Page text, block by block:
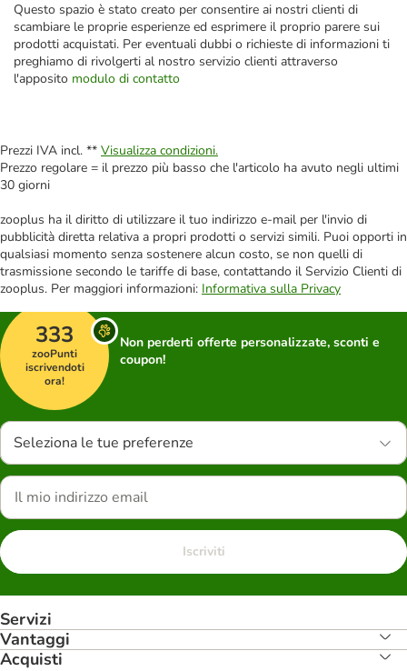
Questo spazio è stato creato per consentire ai nostri clienti di
scambiare le proprie esperienze ed esprimere il proprio parere sui
prodotti acquistati. Per eventuali dubbi o richieste di informazioni ti
preghiamo di rivolgerti al nostro servizio clienti attraverso
l'apposito modulo di contatto
Prezzi IVA incl. ** Visualizza condizioni.
Prezzo regolare = il prezzo più basso che l'articolo ha avuto negli ultimi
30 giorni
zooplus ha il diritto di utilizzare il tuo indirizzo e-mail per l'invio di
pubblicità diretta relativa a propri prodotti o servizi simili. Puoi opporti in
qualsiasi momento senza sostenere alcun costo, se non quelli di
trasmissione secondo le tariffe di base, contattando il Servizio Clienti di
zooplus. Per maggiori informazioni: Informativa sulla Privacy
333
zooPunti
iscrivendoti
ora!
Non perderti offerte personalizzate, sconti e
coupon!
Seleziona le tue preferenze
Iscriviti
Servizi
Vantaggi
Acquisti